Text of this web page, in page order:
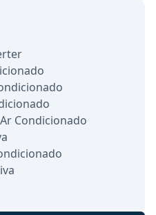
Condicionado